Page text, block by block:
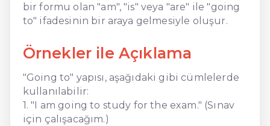
bir formu olan "am", "is" veya "are" ile "going
to" ifadesinin bir araya gelmesiyle oluşur.
Örnekler ile Açıklama
"Going to" yapısı, aşağıdaki gibi cümlelerde
kullanılabilir:
1. "I am going to study for the exam." (Sınav
için çalışacağım.)